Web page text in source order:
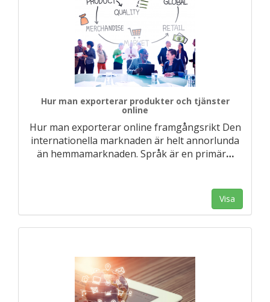
Hur man exporterar produkter och tjänster
online
Hur man exporterar online framgångsrikt Den
internationella marknaden är helt annorlunda
än hemmamarknaden. Språk är en primär…
Visa